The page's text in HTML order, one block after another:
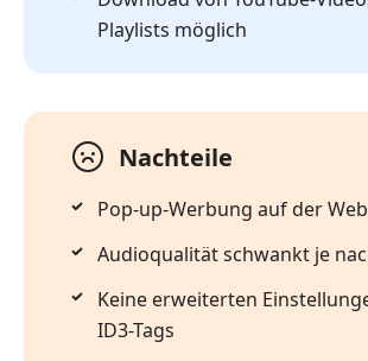
Playlists möglich
Nachteile
Pop-up-Werbung auf der
Audioqualität schwankt je
Keine erweiterten
ID3-Tags